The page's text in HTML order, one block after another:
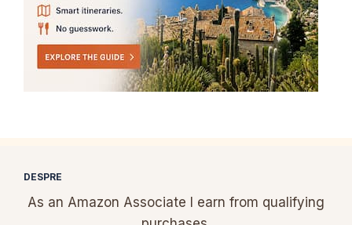
DESPRE
As an Amazon Associate I earn from qualifying